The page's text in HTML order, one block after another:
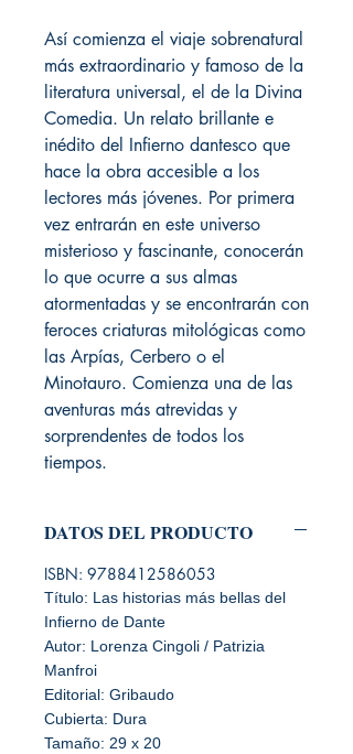
Así comienza el viaje sobrenatural
más extraordinario y famoso de la
literatura universal, el de la Divina
Comedia. Un relato brillante e
inédito del Infierno dantesco que
hace la obra accesible a los
lectores más jóvenes. Por primera
vez entrarán en este universo
misterioso y fascinante, conocerán
lo que ocurre a sus almas
atormentadas y se encontrarán con
feroces criaturas mitológicas como
las Arpías, Cerbero o el
Minotauro. Comienza una de las
aventuras más atrevidas y
sorprendentes de todos los
tiempos.
DATOS DEL PRODUCTO
ISBN: 9788412586053
Título: Las historias más bellas del
Infierno de Dante
Autor: Lorenza Cingoli / Patrizia
Manfroi
Editorial: Gribaudo
Cubierta: Dura
Tamaño: 29 x 20